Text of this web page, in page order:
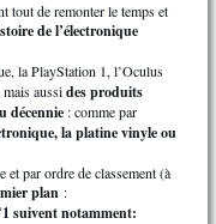
tout de remonter le temps et
de l’électronique
la PlayStation 1, l’Oculus
aussides produits
décennie : comme par
la platine vinyle ou
et par ordre de classement (à
plan :
suivent notamment: